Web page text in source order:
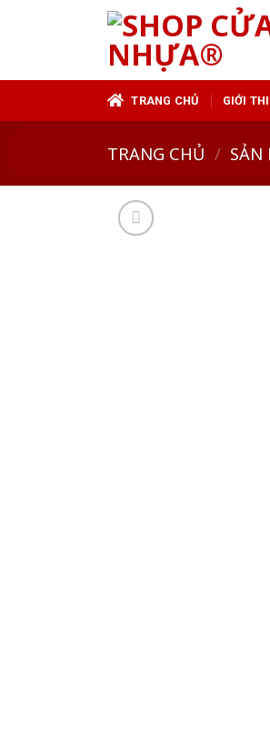
TRANG CHỦ GIỚI
TRANG CHỦ / SẢN